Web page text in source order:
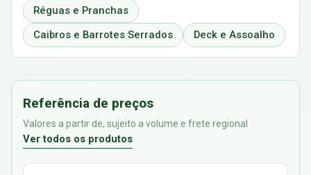
Réguas e Pranchas
Caibros e Barrotes Serrados
Deck e Assoalho
Referência de preços
Valores a partir de, sujeito a volume e frete regional
Ver todos os produtos